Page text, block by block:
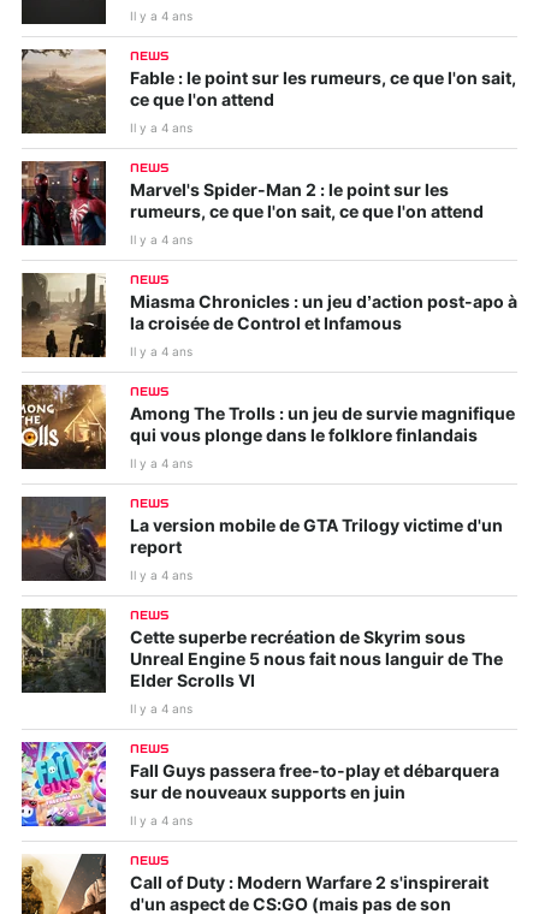
Il y a 4 ans
NEWS
Fable : le point sur les rumeurs, ce que l'on sait,
ce que l'on attend
Il y a 4 ans
NEWS
Marvel's Spider-Man 2 : le point sur les
rumeurs, ce que l'on sait, ce que l'on attend
Il y a 4 ans
NEWS
Miasma Chronicles : un jeu d’action post-apo à
la croisée de Control et Infamous
Il y a 4 ans
NEWS
Among The Trolls : un jeu de survie magnifique
qui vous plonge dans le folklore finlandais
Il y a 4 ans
NEWS
La version mobile de GTA Trilogy victime d'un
report
Il y a 4 ans
NEWS
Cette superbe recréation de Skyrim sous
Unreal Engine 5 nous fait nous languir de The
Elder Scrolls VI
Il y a 4 ans
NEWS
Fall Guys passera free-to-play et débarquera
sur de nouveaux supports en juin
Il y a 4 ans
NEWS
Call of Duty : Modern Warfare 2 s'inspirerait
d'un aspect de CS:GO (mais pas de son